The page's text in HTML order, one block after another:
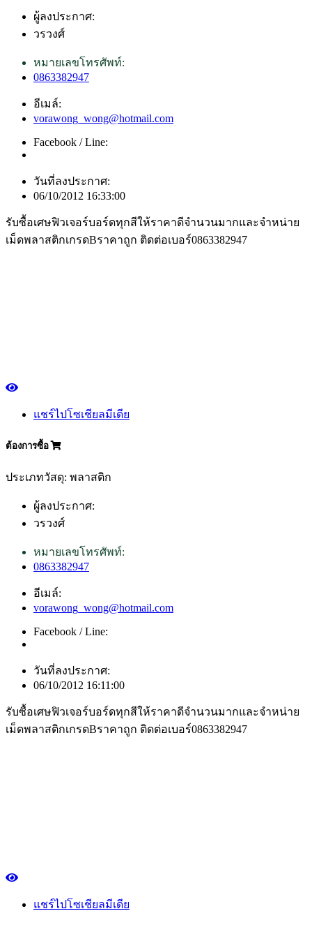
ผู้ลงประกาศ:
วรวงศ์
หมายเลขโทรศัพท์:
0863382947
อีเมล์:
vorawong_wong@hotmail.com
Facebook / Line:
วันที่ลงประกาศ:
06/10/2012 16:33:00
รับซื้อเศษฟิวเจอร์บอร์ดทุกสีให้ราคาดีจำนวนมากและจำหน่าย
เม็ดพลาสติกเกรดBราคาถูก ติดต่อเบอร์0863382947
แชร์ไปโซเชียลมีเดีย
ต้องการซื้อ
ประเภทวัสดุ: พลาสติก
ผู้ลงประกาศ:
วรวงศ์
หมายเลขโทรศัพท์:
0863382947
อีเมล์:
vorawong_wong@hotmail.com
Facebook / Line:
วันที่ลงประกาศ:
06/10/2012 16:11:00
รับซื้อเศษฟิวเจอร์บอร์ดทุกสีให้ราคาดีจำนวนมากและจำหน่าย
เม็ดพลาสติกเกรดBราคาถูก ติดต่อเบอร์0863382947
แชร์ไปโซเชียลมีเดีย